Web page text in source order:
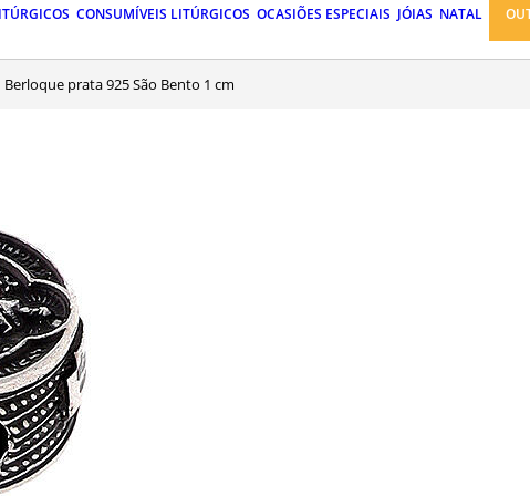
CONSUMÍVEIS LITÚRGICOS OCASIÕES ESPECIAIS JÓIAS NATAL
Berloque prata 925 São Bento 1 cm